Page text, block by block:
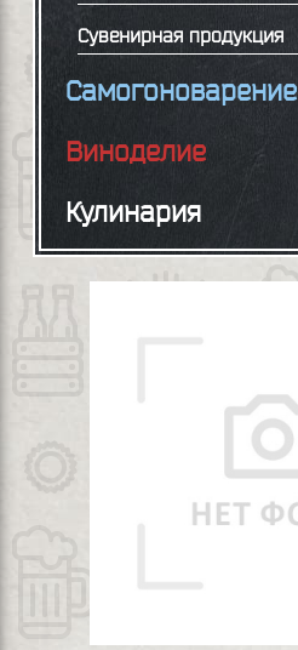
Сувенирная продукция
Самогоноварение
Виноделие
Кулинария